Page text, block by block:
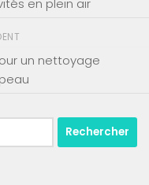
en plein air
un nettoyage